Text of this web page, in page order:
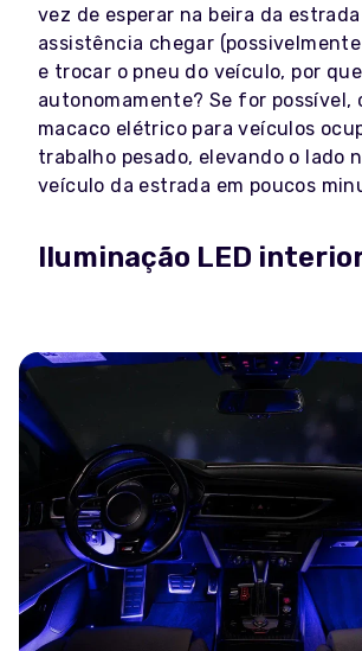
vez de esperar na beira da
assistência chegar
e trocar o pneu do veículo, por
autonomamente? Se for possível,
macaco elétrico para veículos
trabalho pesado, elevando o lado
veículo da estrada em poucos
Iluminação LED